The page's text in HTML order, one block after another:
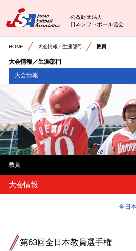
公益財団法人
日本ソフトボール協会
HOME 大会情報／生涯部門 教員
大会情報／生涯部門
大会情報
教員
大会情報
全日
第63回全日本教員選手権